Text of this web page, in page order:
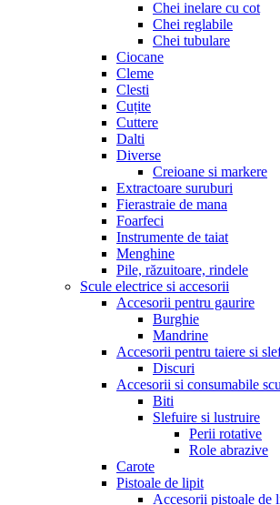
Chei inelare cu cot
Chei reglabile
Chei tubulare
Ciocane
Cleme
Clesti
Cuțite
Cuttere
Dalti
Diverse
Creioane si markere
Extractoare suruburi
Fierastraie de mana
Foarfeci
Instrumente de taiat
Menghine
Pile, răzuitoare, rindele
Scule electrice si accesorii
Accesorii pentru gaurire
Burghie
Mandrine
Accesorii pentru taiere si
Discuri
Accesorii si consumabile
Biti
Slefuire si lustruire
Perii rotative
Role abrazive
Carote
Pistoale de lipit
Accesorii pistoale de